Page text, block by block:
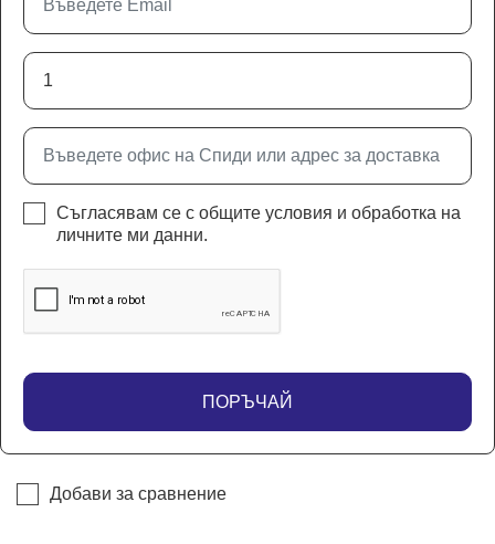
Съгласявам се с общите условия и обработка на
личните ми данни.
ПОРЪЧАЙ
Добави за сравнение